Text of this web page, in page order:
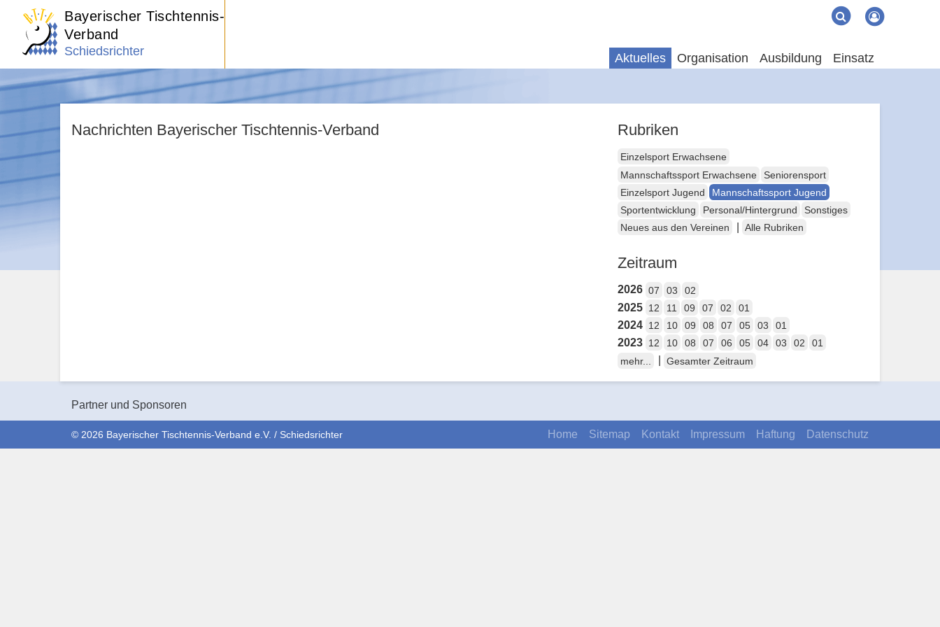
Bayerischer Tischtennis-
Verband
Schiedsrichter
Suche Suchen
Aktuelles Organisation Ausbildung Einsatz
Nachrichten Bayerischer Tischtennis-Verband Rubriken
Einzelsport Erwachsene
Mannschaftssport Erwachsene
Seniorensport
Einzelsport Jugend
Mannschaftssport Jugend
Sportentwicklung
Personal/Hintergrund
Sonstiges
Neues aus den Vereinen
Alle Rubriken
Zeitraum
2026 07 03 02
2025 12 11 09 07 02 01
2024 12 10 09 08 07 05 03 01
2023 12 10 08 07 06 05 04 03 02
01
mehr...
Gesamter Zeitraum
Partner und Sponsoren
Home Sitemap Kontakt Impressum Haftung Datenschutz
© 2026 Bayerischer Tischtennis-Verband e.V. / Schiedsrichter